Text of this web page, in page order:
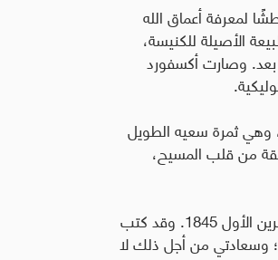
في قلبه عطشًا لمعرفة أعماق الله
الأصيلة للكنيسة،
بعد. وصارت أكسفورد
وهي ثمرة سعيه الطويل
من قلب المسيح،
وبعد فترة قصيرة، طلب الانضمام إلى الكنيسة الكاثوليكية، وتم ذلك في 8 تشرين الأول 1845. وقد كتب
وسعادتي من أجل ذلك لا